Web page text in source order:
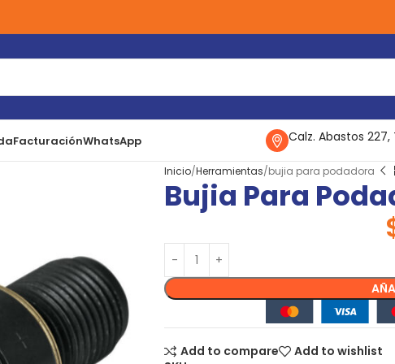
FacturaciónWhatsApp Calz. Abastos 227,
Inicio Herramientas bujia para podadora
Bujia Para
Add to compare
Add to wishlist